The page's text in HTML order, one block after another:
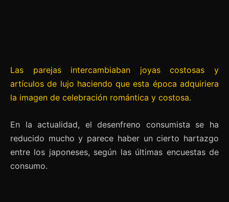
Las parejas intercambiaban joyas costosas y
artículos de lujo haciendo que esta época adquiriera
la imagen de celebración romántica y costosa.
En la actualidad, el desenfreno consumista se ha
reducido mucho y parece haber un cierto hartazgo
entre los japoneses, según las últimas encuestas de
consumo.